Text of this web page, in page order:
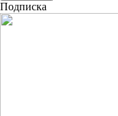
Подписка